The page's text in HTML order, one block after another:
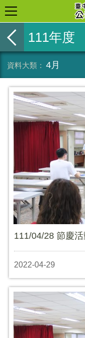
111年度
4月
111/04/28 節慶
2022-04-29